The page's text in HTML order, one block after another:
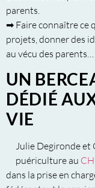
parents.
➡ Faire connaître ce
projets, donner des
au vécu des parents…
UN
DÉDIÉ
VIE
Julie Degironde et
puériculture au
dans la prise en